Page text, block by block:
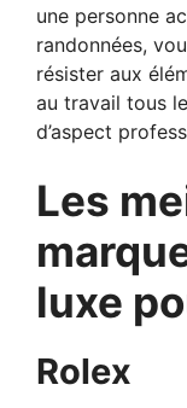
une personne
randonnées,
résister aux
au travail tous
d’aspect
Les
luxe
Rolex